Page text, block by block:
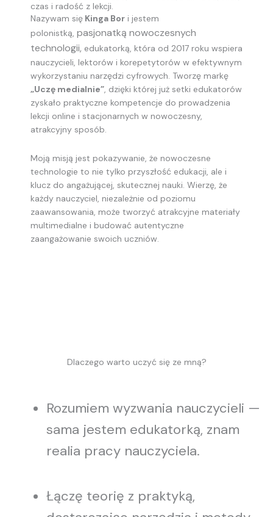
czas i radość z lekcji.
Nazywam się Kinga Bor i jestem
polonistką, pasjonatką nowoczesnych
technologii, edukatorką, która od 2017 roku wspiera
nauczycieli, lektorów i korepetytorów w efektywnym
wykorzystaniu narzędzi cyfrowych. Tworzę markę
„Uczę medialnie”, dzięki której już setki edukatorów
zyskało praktyczne kompetencje do prowadzenia
lekcji online i stacjonarnych w nowoczesny,
atrakcyjny sposób.
Moją misją jest pokazywanie, że nowoczesne
technologie to nie tylko przyszłość edukacji, ale i
klucz do angażującej, skutecznej nauki. Wierzę, że
każdy nauczyciel, niezależnie od poziomu
zaawansowania, może tworzyć atrakcyjne materiały
multimedialne i budować autentyczne
zaangażowanie swoich uczniów.
Dlaczego warto uczyć się ze mną?
Rozumiem wyzwania nauczycieli —
sama jestem edukatorką, znam
realia pracy nauczyciela.
Łączę teorię z praktyką,